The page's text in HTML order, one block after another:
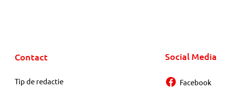
Contact
Tip de redactie
Social Media
Facebook